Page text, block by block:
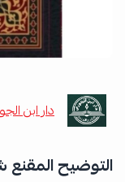
دار ابن
التوضيح